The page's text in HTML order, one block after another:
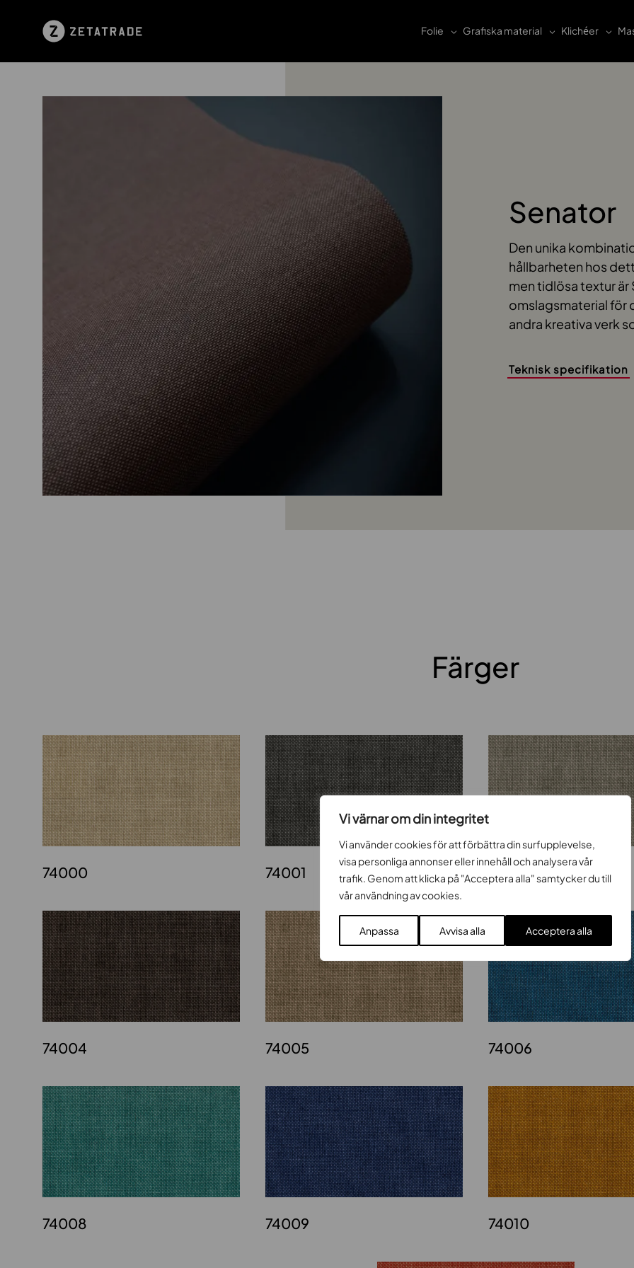
Vi värnar om din integritet
Vi använder cookies för att förbättra din surfupplevelse,
visa personliga annonser eller innehåll och analysera vår
trafik. Genom att klicka på "Acceptera alla" samtycker du till
vår användning av cookies.
Anpassa Avvisa alla Acceptera alla
Folie Grafiska material Klichéer
Senator
Den unika
hållbarheten hos
men tidlösa textur
omslagsmaterial för
andra kreativa verk
Teknisk specifikation
Färger
74000 74001 74002
74004 74005 74006
74008 74009 74010